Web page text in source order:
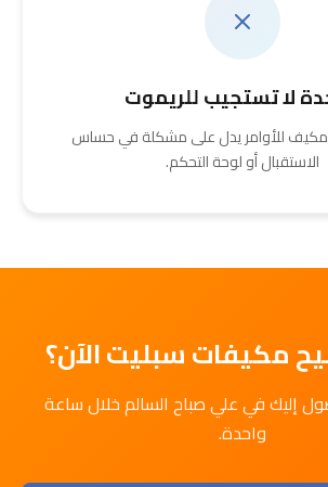
لا تستجيب للريموت
للأوامر يدل على مشكلة في حساس
الاستقبال أو لوحة التحكم.
مكيفات سبليت الآن؟
إليك في علي صباح السالم خلال ساعة
واحدة.